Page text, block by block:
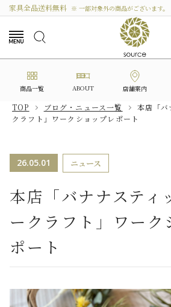
家具全品送料無料 ※ 一部対象外の商品がございます。
商品一覧 ABOUT 店舗案内
カテゴリーから選ぶ
シリーズから選ぶ
価格から探す
私たちについて
FAQ よくあるご質問
TOP ブログ・ニュース一覧
本店「バ
クラフト」ワークショップレポート
26.05.01 ニュース
本店「バナナスティ
ークラフト」ワーク
ポート